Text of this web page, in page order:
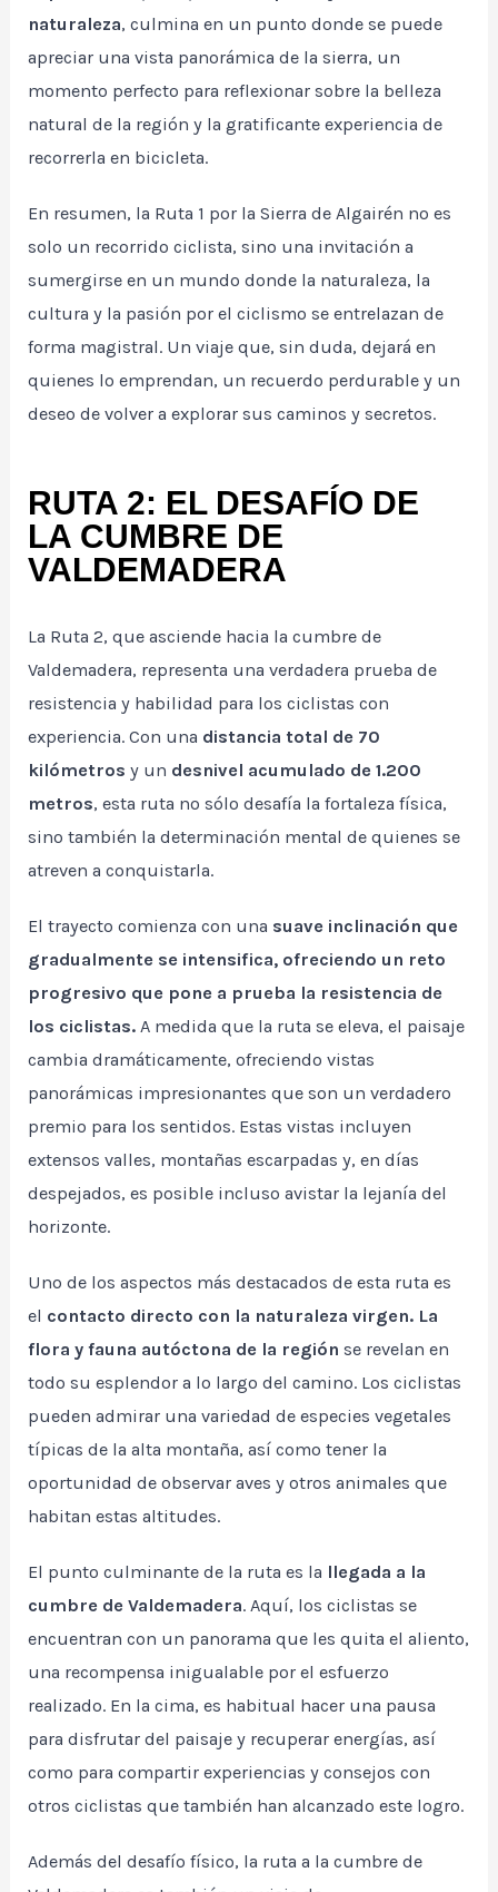
naturaleza, culmina en un punto donde se puede
apreciar una vista panorámica de la sierra, un
momento perfecto para reflexionar sobre la belleza
natural de la región y la gratificante experiencia de
recorrerla en bicicleta.
En resumen, la Ruta 1 por la Sierra de Algairén no es
solo un recorrido ciclista, sino una invitación a
sumergirse en un mundo donde la naturaleza, la
cultura y la pasión por el ciclismo se entrelazan de
forma magistral. Un viaje que, sin duda, dejará en
quienes lo emprendan, un recuerdo perdurable y un
deseo de volver a explorar sus caminos y secretos.
RUTA 2: EL DESAFÍO DE
LA CUMBRE DE
VALDEMADERA
La Ruta 2, que asciende hacia la cumbre de
Valdemadera, representa una verdadera prueba de
resistencia y habilidad para los ciclistas con
experiencia. Con una distancia total de 70
kilómetros y un desnivel acumulado de 1.200
metros, esta ruta no sólo desafía la fortaleza física,
sino también la determinación mental de quienes se
atreven a conquistarla.
El trayecto comienza con una suave inclinación que
gradualmente se intensifica, ofreciendo un reto
progresivo que pone a prueba la resistencia de
los ciclistas. A medida que la ruta se eleva, el paisaje
cambia dramáticamente, ofreciendo vistas
panorámicas impresionantes que son un verdadero
premio para los sentidos. Estas vistas incluyen
extensos valles, montañas escarpadas y, en días
despejados, es posible incluso avistar la lejanía del
horizonte.
Uno de los aspectos más destacados de esta ruta es
el contacto directo con la naturaleza virgen. La
flora y fauna autóctona de la región se revelan en
todo su esplendor a lo largo del camino. Los ciclistas
pueden admirar una variedad de especies vegetales
típicas de la alta montaña, así como tener la
oportunidad de observar aves y otros animales que
habitan estas altitudes.
El punto culminante de la ruta es la llegada a la
cumbre de Valdemadera. Aquí, los ciclistas se
encuentran con un panorama que les quita el aliento,
una recompensa inigualable por el esfuerzo
realizado. En la cima, es habitual hacer una pausa
para disfrutar del paisaje y recuperar energías, así
como para compartir experiencias y consejos con
otros ciclistas que también han alcanzado este logro.
Además del desafío físico, la ruta a la cumbre de